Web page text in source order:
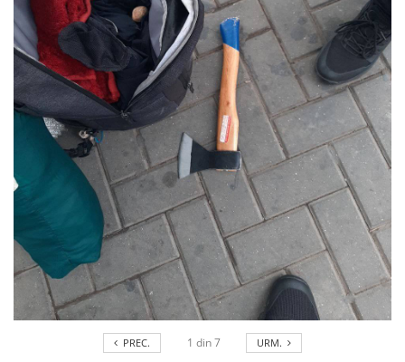
PREC. 1 din7 URM.